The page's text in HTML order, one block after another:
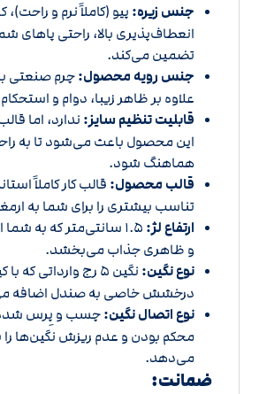
جنس زیره: پیو (کاملاً نرم و راحت)،
انعطاف‌پذیری بالا، راحتی پاهای
تضمین می‌کند.
جنس رویه محصول:چرم صنعتی با
علاوه بر ظاهر زیبا، دوام و
قابلیت تنظیم سایز: ندارد، اما
این محصول باعث می‌شود تا به
هماهنگ شود.
قالب محصول: قالب کار کاملاً
تناسب بیشتری را برای شما به
ارتفاع لژ:
۱.۵ سانتی‌متر که به
و ظاهری جذاب می‌بخشد.
نوع نگین:
نگین ۵ رج وارداتی که
درخشش خاصی به صندل اضافه
نوع اتصال نگین:چسب و پِرس شده
محکم بودن و عدم ریزش نگین‌ها را
می‌دهد.
ضمانت: